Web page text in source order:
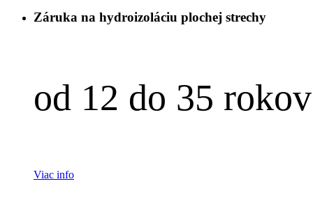
Záruka na hydroizoláciu plochej strechy
od 12 do 35 rokov
Viac info